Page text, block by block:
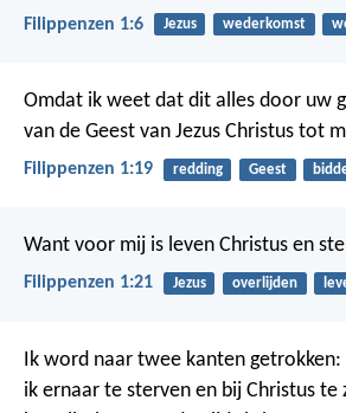
Filippenzen 1:6 Jezus wederkomst
Omdat ik weet dat dit alles door uw
van de Geest van Jezus Christus tot
Filippenzen 1:19 redding Geest
Want voor mij is leven Christus en
Filippenzen 1:21 Jezus overlijden
Ik word naar twee kanten
ik ernaar te sterven en bij Christus te